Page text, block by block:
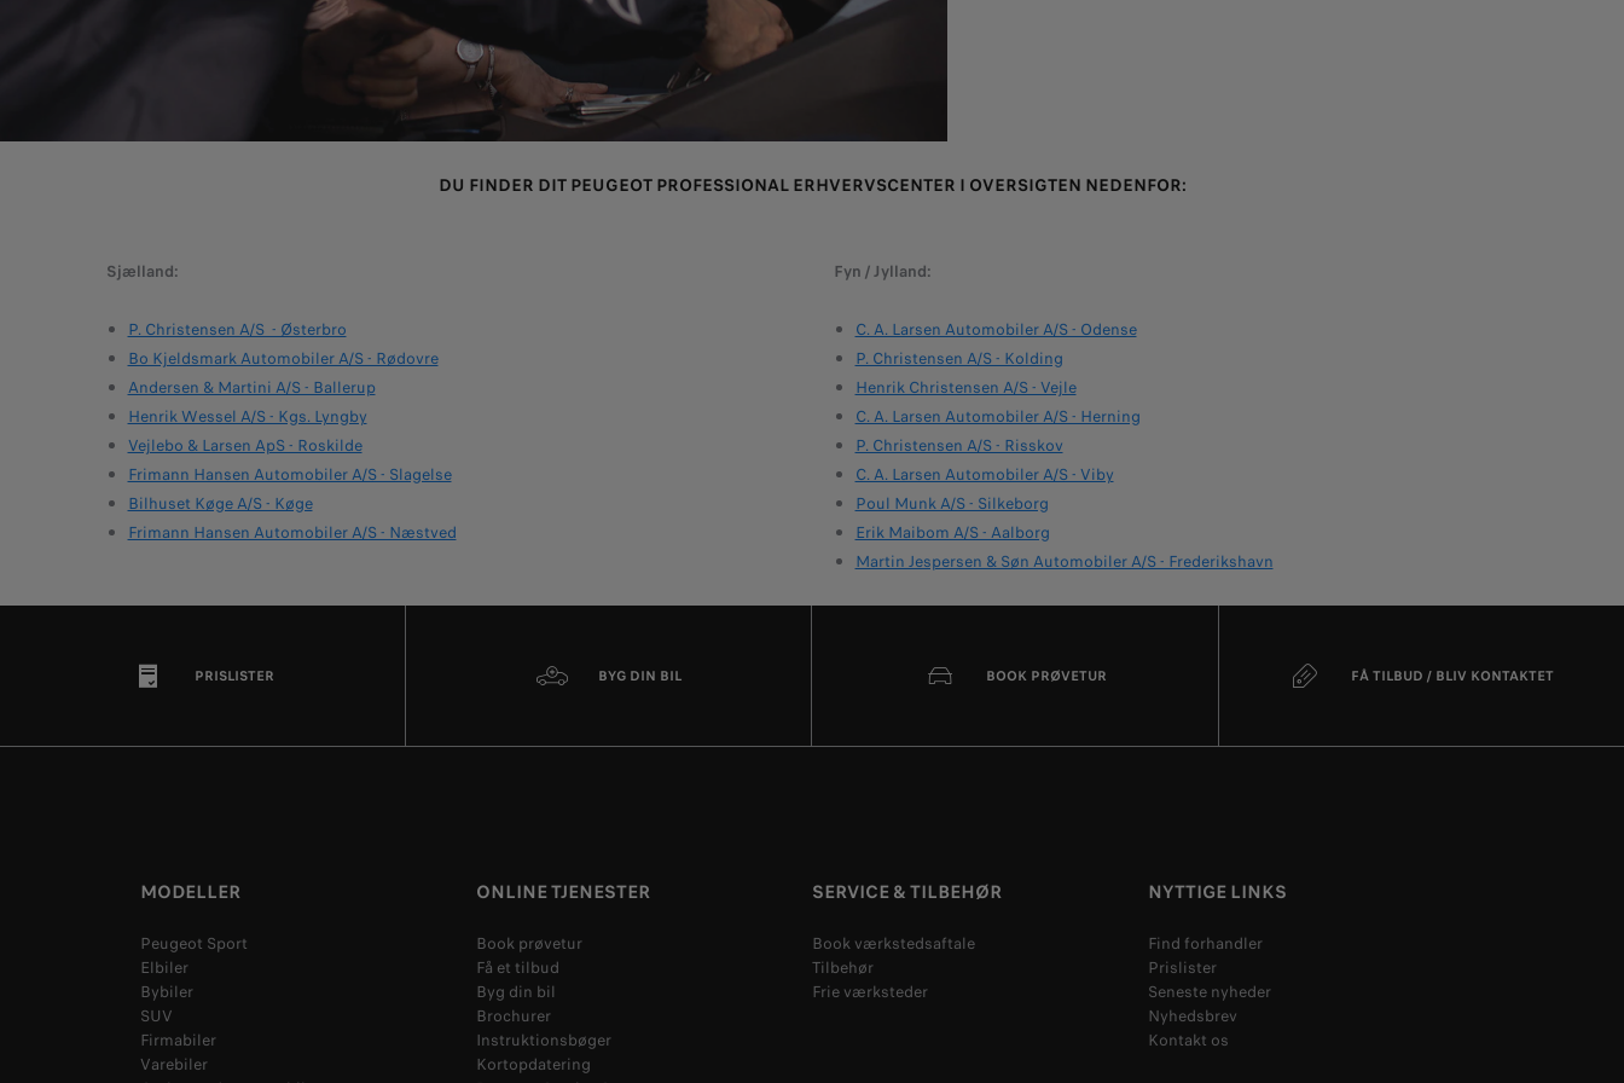
DU FINDER DIT PEUGEOT PROFESSIONAL ERHVERVSCENTER I OVERSIGTEN NEDENFOR:
Sjælland:
P. Christensen A/S - Østerbro
Bo Kjeldsmark Automobiler A/S - Rødovre
Andersen & Martini A/S - Ballerup
Henrik Wessel A/S - Kgs. Lyngby
Vejlebo & Larsen ApS - Roskilde
Frimann Hansen Automobiler A/S - Slagelse
Bilhuset Køge A/S - Køge
Frimann Hansen Automobiler A/S - Næstved
Fyn / Jylland:
C. A. Larsen Automobiler A/S - Odense
P. Christensen A/S - Kolding
Henrik Christensen A/S - Vejle
C. A. Larsen Automobiler A/S - Herning
P. Christensen A/S - Risskov
C. A. Larsen Automobiler A/S - Viby
Poul Munk A/S - Silkeborg
Erik Maibom A/S - Aalborg
Martin Jespersen & Søn Automobiler A/S - Frederikshavn
PRISLISTER BYG DIN BIL BOOK PRØVETUR FÅ TILBUD / BLIV KONTAKTET
MODELLER
Peugeot Sport
Elbiler
Bybiler
SUV
Firmabiler
Varebiler
ONLINE TJENESTER
Book prøvetur
Få et tilbud
Byg din bil
Brochurer
Instruktionsbøger
Kortopdatering
SERVICE & TILBEHØR
Book værkstedsaftale
Tilbehør
Frie værksteder
NYTTIGE LINKS
Find forhandler
Prislister
Seneste nyheder
Nyhedsbrev
Kontakt os